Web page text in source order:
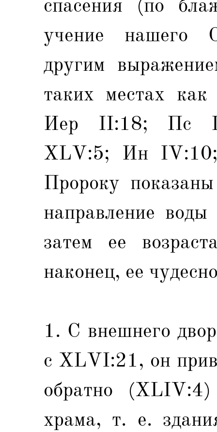
спасения (по
учение нашего
другим
таких местах
Иер II:18; Пс
XLV:5; Ин
Пророку
направление
затем ее
наконец, ее
1. С внешнего
с ХLVI:21, он
обратно
храма, т. е.